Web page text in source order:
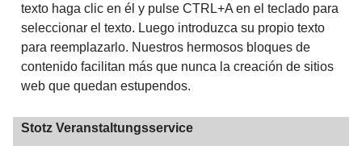
texto haga clic en él y pulse CTRL+A en el teclado para
seleccionar el texto. Luego introduzca su propio texto
para reemplazarlo. Nuestros hermosos bloques de
contenido facilitan más que nunca la creación de sitios
web que quedan estupendos.
Stotz Veranstaltungsservice